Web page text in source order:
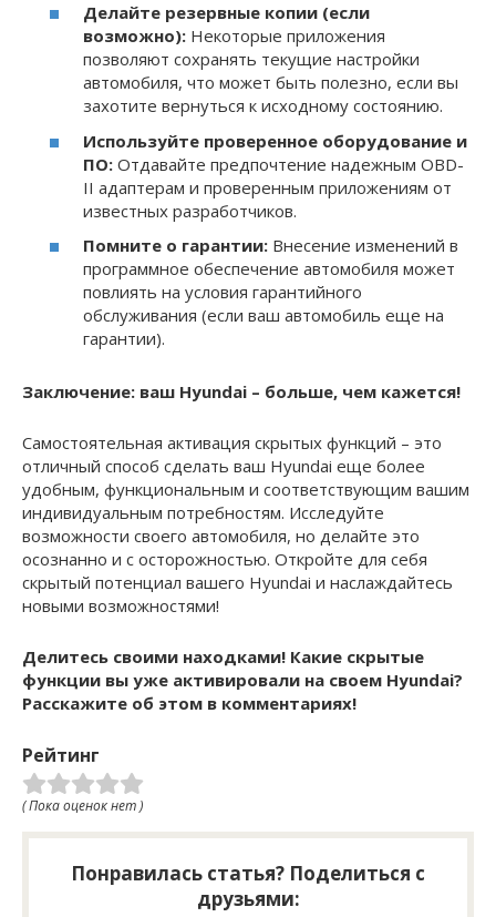
Делайте резервные копии (если
возможно): Некоторые приложения
позволяют сохранять текущие настройки
автомобиля, что может быть полезно, если вы
захотите вернуться к исходному состоянию.
Используйте проверенное оборудование и
ПО: Отдавайте предпочтение надежным OBD-
II адаптерам и проверенным приложениям от
известных разработчиков.
Помните о гарантии: Внесение изменений в
программное обеспечение автомобиля может
повлиять на условия гарантийного
обслуживания (если ваш автомобиль еще на
гарантии).
Заключение: ваш Hyundai – больше, чем кажется!
Самостоятельная активация скрытых функций – это
отличный способ сделать ваш Hyundai еще более
удобным, функциональным и соответствующим вашим
индивидуальным потребностям. Исследуйте
возможности своего автомобиля, но делайте это
осознанно и с осторожностью. Откройте для себя
скрытый потенциал вашего Hyundai и наслаждайтесь
новыми возможностями!
Делитесь своими находками! Какие скрытые
функции вы уже активировали на своем Hyundai?
Расскажите об этом в комментариях!
Рейтинг
( Пока оценок нет )
Понравилась статья? Поделиться с
друзьями: